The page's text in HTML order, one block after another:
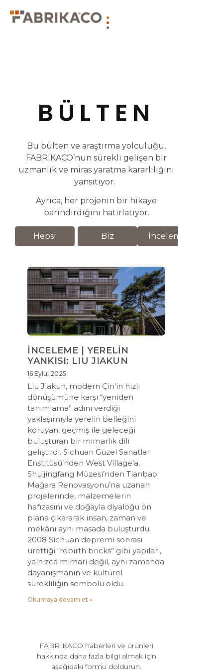
BÜLTEN
Bu bülten ve araştırma yolculuğu,
FABRIKACO’nun sürekli gelişen bir
uzmanlık ve miras yaratma kararlılığını
yansıtıyor.
Ayrıca, her projenin bir hikaye
barındırdığını hatırlatıyor.
Hepsi Biz İnceleme
İNCELEME | YERELİN
YANKISI: LIU JIAKUN
16 Eylül 2025
Liu Jiakun, modern Çin’in hızlı
dönüşümüne karşı “yeniden
tanımlama” adını verdiği
yaklaşımıyla yerelin belleğini
koruyan, geçmiş ile geleceği
buluşturan bir mimarlık dili
geliştirdi. Sichuan Güzel Sanatlar
Enstitüsü’nden West Village’a,
Shuijingfang Müzesi’nden Tianbao
Mağara Renovasyonu’na uzanan
projelerinde, malzemelerin
hafızasını ve doğayla diyaloğu ön
plana çıkararak insan, zaman ve
mekânı aynı masada buluşturdu.
2008 Sichuan depremi sonrası
ürettiği “rebirth bricks” gibi yapıları,
yalnızca mimari değil, aynı zamanda
dayanışmanın ve kültürel
sürekliliğin sembolü oldu.
Okumaya devam et »
FABRIKACO haberleri ve ürünleri
hakkında daha fazla bilgi almak için
aşağıdaki formu doldurun.